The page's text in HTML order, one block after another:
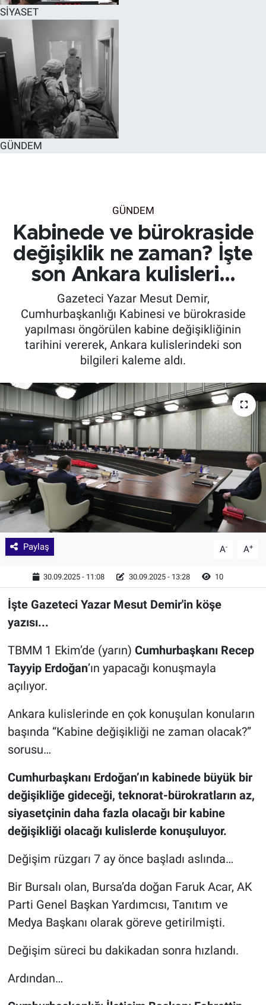
SİYASET
GÜNDEM
GÜNDEM
Kabinede ve bürokraside
değişiklik ne zaman? İşte
son Ankara kulisleri…
Gazeteci Yazar Mesut Demir,
Cumhurbaşkanlığı Kabinesi ve bürokraside
yapılması öngörülen kabine değişikliğinin
tarihini vererek, Ankara kulislerindeki son
bilgileri kaleme aldı.
Paylaş A- A+
30.09.2025 - 11:08 30.09.2025 - 13:28 10
İşte Gazeteci Yazar Mesut Demir'in köşe
yazısı...
TBMM 1 Ekim’de (yarın) Cumhurbaşkanı Recep
Tayyip Erdoğan’ın yapacağı konuşmayla
açılıyor.
Ankara kulislerinde en çok konuşulan konuların
başında “Kabine değişikliği ne zaman olacak?”
sorusu…
Cumhurbaşkanı Erdoğan’ın kabinede büyük bir
değişikliğe gideceği, teknorat-bürokratların az,
siyasetçinin daha fazla olacağı bir kabine
değişikliği olacağı kulislerde konuşuluyor.
Değişim rüzgarı 7 ay önce başladı aslında…
Bir Bursalı olan, Bursa’da doğan Faruk Acar, AK
Parti Genel Başkan Yardımcısı, Tanıtım ve
Medya Başkanı olarak göreve getirilmişti.
Değişim süreci bu dakikadan sonra hızlandı.
Ardından…